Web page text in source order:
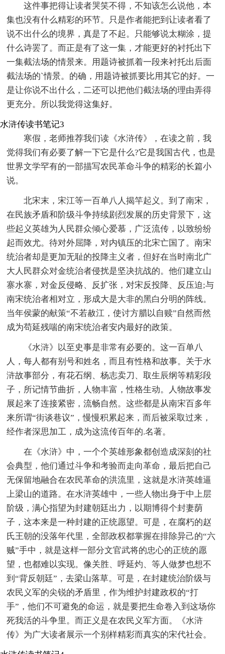
这件事把得让读者哭笑不得，不知该怎么说他，本
集也没有什么精彩的环节。只是作者能把到让读者看了
说不出什么的境界，真是了不起。只能够说太糊涂，提
什么诗罢了。而正是有了这一集，才能更好的衬托出下
一集截法场的情景来。用题诗被抓着一段来衬托出后面
截法场的`情景。的确，用题诗被抓要比用其它的好。一
是让你说不出什么，二还可以把他们截法场的理由弄得
更充分。所以我觉得这集好。
水浒传读书笔记3
寒假，老师推荐我们读《水浒传》，在读之前，我
觉得我们有必要了解一下它是什么?它是我国古代，也是
世界文学罕有的一部描写农民革命斗争的精彩的长篇小
说。
北宋末，宋江等一百单八人揭竿起义。到了南宋，
在民族矛盾和阶级斗争持续剧烈发展的历史背景下，这
些起义英雄为人民群众倾心爱慕，广泛流传，以致纷纷
起而效尤。待对外屈降，对内镇压的北宋亡国了。南宋
统治者却是更加无耻的投降主义者，但好在当时南北广
大人民群众对金统治者侵扰是坚决抗战的。他们建立山
寨水寨，对金反侵略、反扩张，对宋反投降、反压迫;与
南宋统治者相对立，形成大是大非的黑白分明的阵线。
当年侯蒙的献策“不若赦江，使讨方腊以自赎”自然而然
成为苟延残喘的南宋统治者安内最好的政策。
《水浒》以至史事是非常有必要的。这一百单八
人，每人都有别号和姓名，而且有性格和故事。关于水
浒故事部分，有花石纲、杨志卖刀、取生辰纲等精彩段
子，所记情节曲折，人物丰富，性格生动。人物故事发
展起来了连接紧密，流畅自然。这些都是从南宋百多年
来所谓“街谈巷议”，慢慢积累起来，而后被采取过来，
经作者深思加工，成为这流传百年的.名著。
在《水浒》中，一个个英雄形象都创造成深刻的社
会典型，他们通过斗争和考验而走向革命，最后把自己
无保留地融合在农民革命的洪流里，这就是水浒英雄逼
上梁山的道路。在水浒英雄中，一些人物出身于中上层
阶级，满心指望为封建朝廷出力，以期博得个封妻荫
子，这本来是一种封建的正统愿望。可是，在腐朽的赵
氏王朝的没落年代里，全部政权都掌握在排除异己的“六
贼”手中，就是这样一部分文官武将的忠心的正统的愿
望，也都难以实现。像关胜、呼延灼、等人做梦也想不
到“背反朝廷”，去梁山落草。可是，在封建统治阶级与
农民义军的尖锐的矛盾里，作为维护封建政权的“打
手”，他们不可避免的命运，就是要把生命卷入到这场你
死我活的斗争里。而正义是在农民义军方面。《水浒
传》为广大读者展示一个别样精彩而真实的宋代社会。